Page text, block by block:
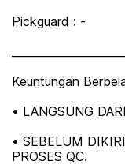
Pickguard : -
Keuntungan
• LANGSUNG
• SEBELUM
PROSES QC.